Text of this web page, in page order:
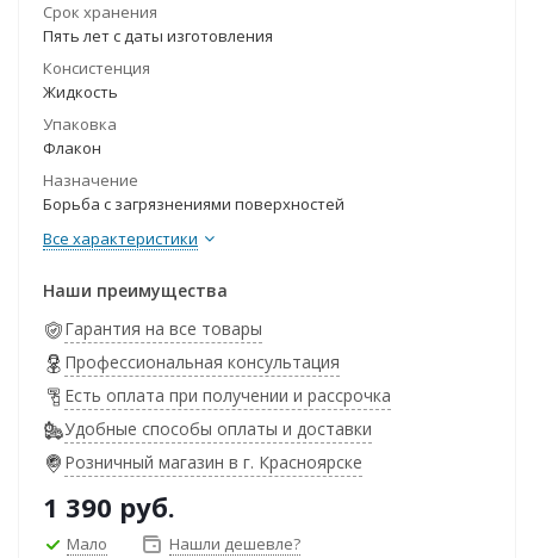
Срок хранения
Пять лет с даты изготовления
Консистенция
Жидкость
Упаковка
Флакон
Назначение
Борьба с загрязнениями поверхностей
Все характеристики
Наши преимущества
Гарантия на все товары
Профессиональная консультация
Есть оплата при получении и рассрочка
Удобные способы оплаты и доставки
Розничный магазин в г. Красноярске
1 390 руб.
Мало Нашли дешевле?